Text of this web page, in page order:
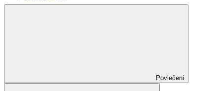
Povlečení